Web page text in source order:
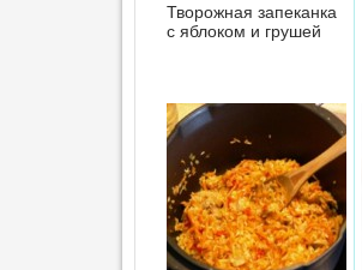
Творожная запеканка
с яблоком и грушей